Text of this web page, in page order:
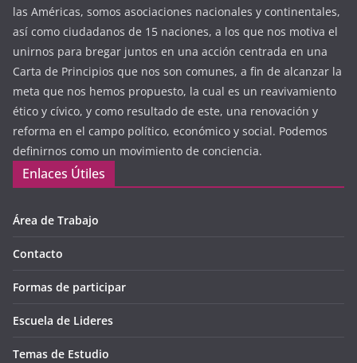
las Américas, somos asociaciones nacionales y continentales,
así como ciudadanos de 15 naciones, a los que nos motiva el
unirnos para bregar juntos en una acción centrada en una
Carta de Principios que nos son comunes, a fin de alcanzar la
meta que nos hemos propuesto, la cual es un reavivamiento
ético y cívico, y como resultado de este, una renovación y
reforma en el campo político, económico y social. Podemos
definirnos como un movimiento de conciencia.
Enlaces Útiles
Área de Trabajo
Contacto
Formas de participar
Escuela de Lideres
Temas de Estudio